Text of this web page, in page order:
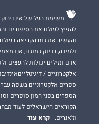
משימת העל של
להפיץ לעולם את הסיפורים
והעשיר את כוח הקריאה
ולמידה, בדיוק כמוכם, אנו
אדם ומילים יכולות להעצים
אלקטרוניים /
ספרים אלקטרוניים בשפה
הספרים בפני המון סופרים
הקוראים הישראלים לעוד
וז'אנרים.
קרא עוד